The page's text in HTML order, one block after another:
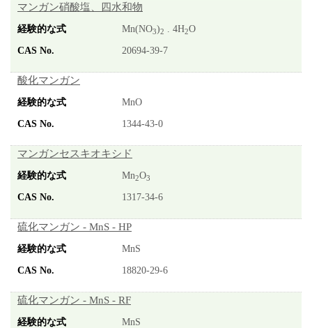
マンガン硝酸塩、四水和物
Mn(NO3)2 . 4H2O
20694-39-7
酸化マンガン
MnO
1344-43-0
マンガンセスキオキシド
Mn2O3
1317-34-6
硫化マンガン - MnS - HP
MnS
18820-29-6
硫化マンガン - MnS - RF
MnS